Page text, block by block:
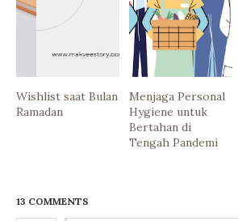
Wishlist saat Bulan
Ramadan
Menjaga Personal
Hygiene untuk
Bertahan di
Tengah Pandemi
13 COMMENTS